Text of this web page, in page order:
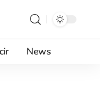
News